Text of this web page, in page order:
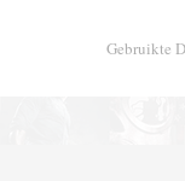
Gebruikte